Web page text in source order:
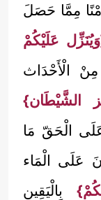
مِمَّا حَصَلَ
عَلَيْكُمْ
مِنْ الْأَحْدَاث
الشَّيْطَان}
الْحَقّ مَا
عَلَى الْمَاء
بِالْيَقِينِ